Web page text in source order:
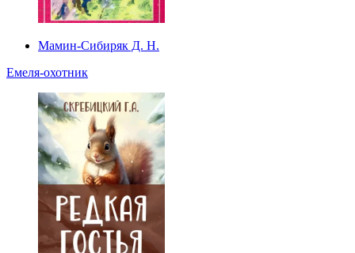
Мамин-Сибиряк Д. Н.
Емеля-охотник